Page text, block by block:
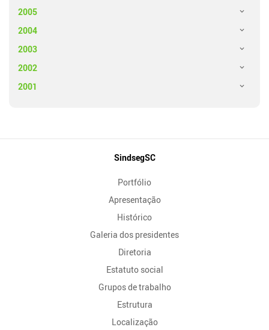
2005
2004
2003
2002
2001
SindsegSC
Portfólio
Apresentação
Histórico
Galeria dos presidentes
Diretoria
Estatuto social
Grupos de trabalho
Estrutura
Localização